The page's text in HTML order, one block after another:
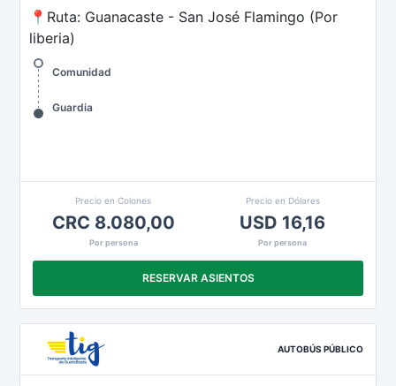
📍Ruta: Guanacaste - San José Flamingo (Por
liberia)
Comunidad
Guardia
Precio en Colones
CRC 8.080,00
Por persona
Precio en Dólares
USD 16,16
Por persona
RESERVAR ASIENTOS
AUTOBÚS PÚBLICO